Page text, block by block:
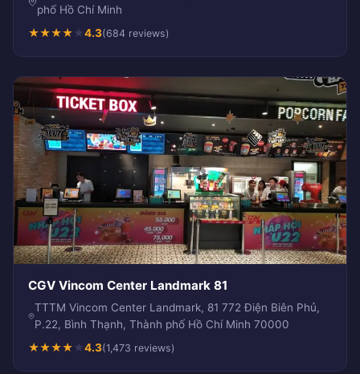
phố Hồ Chí Minh
★★★★★4.3(684 reviews)
CGV Vincom Center Landmark 81
TTTM Vincom Center Landmark, 81 772 Điện Biên Phủ,
P.22, Bình Thạnh, Thành phố Hồ Chí Minh 70000
★★★★★4.3(1,473 reviews)